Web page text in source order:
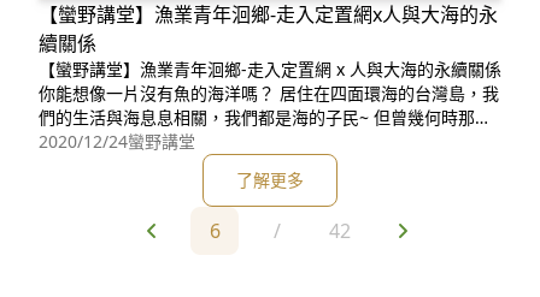
【蠻野講堂】漁業青年洄鄉-走入定置網x人與大海的永
續關係
【蠻野講堂】漁業青年洄鄉-走入定置網 x 人與大海的永續關係
你能想像一片沒有魚的海洋嗎？ 居住在四面環海的台灣島，我
們的生活與海息息相關，我們都是海的子民~ 但曾幾何時那魚
獲豐饒的「Ila Formosa」子民吃下肚
2020/12/24蠻野講堂
了解更多
6 / 42